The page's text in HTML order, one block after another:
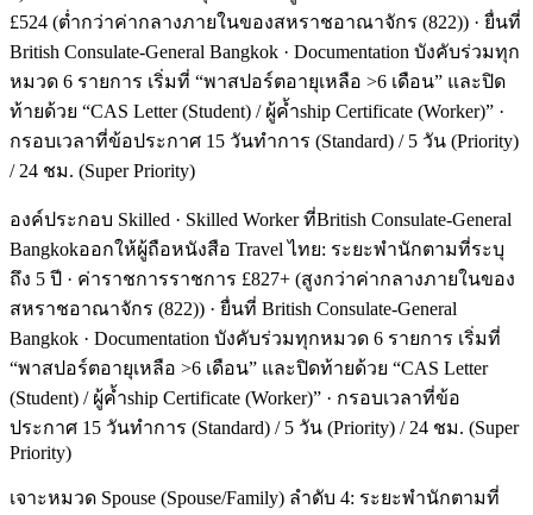
£524 (ต่ำกว่าค่ากลางภายในของสหราชอาณาจักร (822)) · ยื่นที่
British Consulate-General Bangkok · Documentation บังคับร่วมทุก
หมวด 6 รายการ เริ่มที่ “พาสปอร์ตอายุเหลือ >6 เดือน” และปิด
ท้ายด้วย “CAS Letter (Student) / ผู้ค้ำship Certificate (Worker)” ·
กรอบเวลาที่ข้อประกาศ 15 วันทำการ (Standard) / 5 วัน (Priority)
/ 24 ชม. (Super Priority)
องค์ประกอบ Skilled · Skilled Worker ที่British Consulate-General
Bangkokออกให้ผู้ถือหนังสือ Travel ไทย: ระยะพำนักตามที่ระบุ
ถึง 5 ปี · ค่าราชการราชการ £827+ (สูงกว่าค่ากลางภายในของ
สหราชอาณาจักร (822)) · ยื่นที่ British Consulate-General
Bangkok · Documentation บังคับร่วมทุกหมวด 6 รายการ เริ่มที่
“พาสปอร์ตอายุเหลือ >6 เดือน” และปิดท้ายด้วย “CAS Letter
(Student) / ผู้ค้ำship Certificate (Worker)” · กรอบเวลาที่ข้อ
ประกาศ 15 วันทำการ (Standard) / 5 วัน (Priority) / 24 ชม. (Super
Priority)
เจาะหมวด Spouse (Spouse/Family) ลำดับ 4: ระยะพำนักตามที่